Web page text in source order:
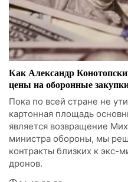
Как Александр
цены на оборонные
Пока по всей стране не
картонная площадь
является возвращение
министра обороны, мы
контракты близких к экс-
дронов.